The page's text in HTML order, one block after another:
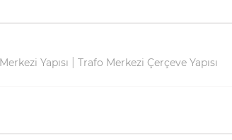
Yapısı Trafo Merkezi Çerçeve Yapısı